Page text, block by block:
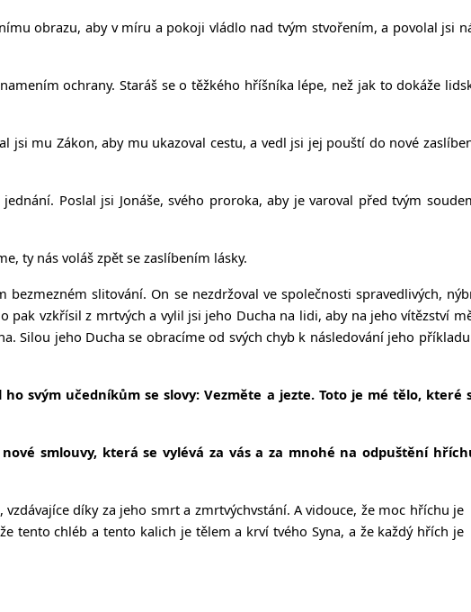
obrazu, aby v míru a pokoji vládlo nad tvým stvořením, a povolal jsi
ochrany. Staráš se o těžkého hříšníka lépe, než jak to dokáže
mu Zákon, aby mu ukazoval cestu, a vedl jsi jej pouští do nové
Poslal jsi Jonáše, svého proroka, aby je varoval před tvým
ty nás voláš zpět se zaslíbením lásky.
slitování. On se nezdržoval ve společnosti spravedlivých,
vzkřísil z mrtvých a vylil jsi jeho Ducha na lidi, aby na jeho vítězství
Silou jeho Ducha se obracíme od svých chyb k následování jeho
svým učedníkům se slovy: Vezměte a jezte. Toto je mé tělo, které
smlouvy, která se vylévá za vás a za mnohé na odpuštění
díky za jeho smrt a zmrtvýchvstání. A vidouce, že moc hříchu je
tento chléb a tento kalich je tělem a krví tvého Syna, a že každý hřích je